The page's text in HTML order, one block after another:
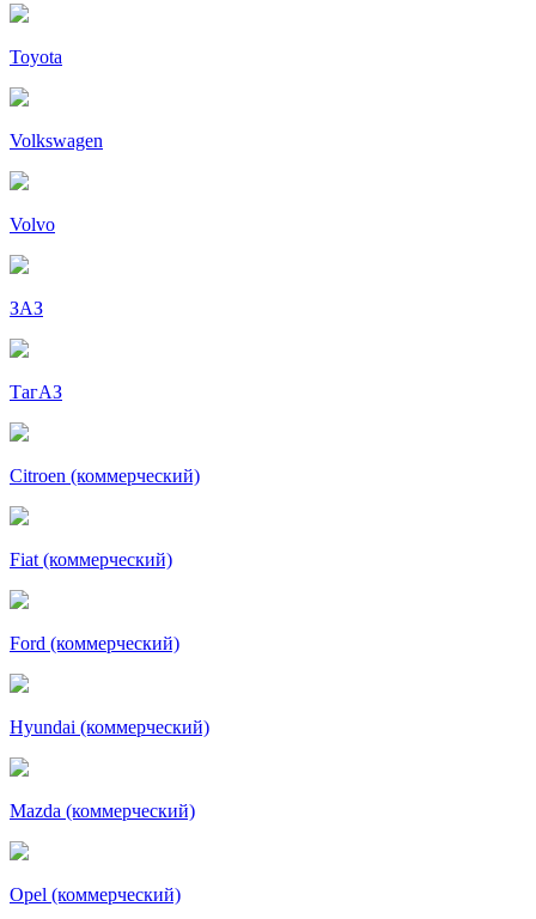
Toyota
Volkswagen
Volvo
ЗАЗ
ТагАЗ
Citroen (коммерческий)
Fiat (коммерческий)
Ford (коммерческий)
Hyundai (коммерческий)
Mazda (коммерческий)
Opel (коммерческий)